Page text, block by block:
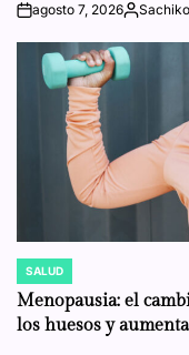
onagosto 7, 2026Posted
POSTED
IN
SALUD
Menopausia: el
los huesos y